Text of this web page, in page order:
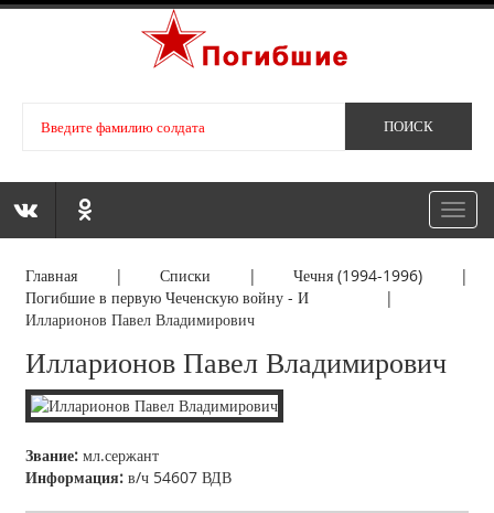
Главная |Списки |Чечня (1994-1996) |
Погибшие в первую Чеченскую войну - И |
Илларионов Павел Владимирович
Илларионов Павел Владимирович
Звание: мл.сержант
Информация: в/ч 54607 ВДВ